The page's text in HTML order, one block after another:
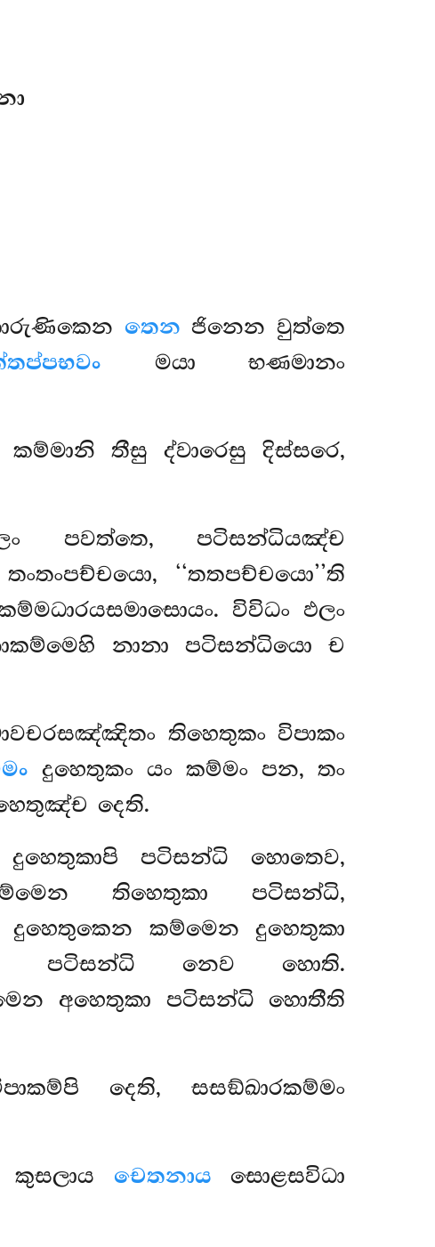
තෙන ජිනෙන වුත්තෙ
මයා භණමානං
කම්මානි තීසු ද්වාරෙසු දිස්සරෙ,
පවත්තෙ, පටිසන්ධියඤ්ච
‘‘තතපච්චයො’’ති
විවිධං ඵලං
නානා පටිසන්ධියො ච
තිහෙතුකං විපාකං
දුහෙතුකං යං කම්මං පන, තං
දෙති.
පටිසන්ධි හොතෙව,
තිහෙතුකා පටිසන්ධි,
කම්මෙන දුහෙතුකා
පටිසන්ධි නෙව හොති.
අහෙතුකා පටිසන්ධි හොතීති
දෙති, සසඞ්ඛාරකම්මං
කුසලාය චෙතනාය සොළසවිධා